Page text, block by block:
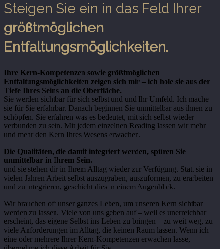
Steigen Sie ein in das Feld Ihrer
größtmöglichen
Entfaltungsmöglichkeiten.
Ihre Kern-Kompetenzen sowie größtmöglichen
Entfaltungsmöglichkeiten zeigen sich mir – ich hole sie aus der
Tiefe Ihres Seins an die Oberfläche.
Sie werden sichtbar für sich selbst und und Ihr Umfeld. Ich mache
sie für Sie erfahrbar. Danach beginnen Sie unmittelbar aus ihnen zu
schöpfen. Sie erfahren was es bedeutet, mit sich selbst wieder
verbunden zu sein. Mit jedem einzelnen Reading lassen wir mehr
und mehr den Kern Ihres Wesens erwachen.
Die Qualitäten, die damit integriert werden, spüren Sie
unmittelbar in Ihrem Sein.
und sie stehen dir in Ihrem Alltag wieder zur Verfügung. Statt sie in
vielen Jahren Arbeit selbst auszugraben, auszuformen, zu erarbeiten
und zu integrieren, geschieht dies in einem Augenblick.
Wir brauchen oft unser ganzes Leben, um unseren Kern sichtbar
werden zu lassen. Viele von uns geben auf – weil es unerreichbar
erscheint, das eigene Selbst ins Leben zu bringen – zu weit weg, zu
viele Anforderungen im Alltag, die keinen Raum lassen. Wenn ich
eine oder mehrere Ihrer Kern-Kompetenzen erwachen lasse,